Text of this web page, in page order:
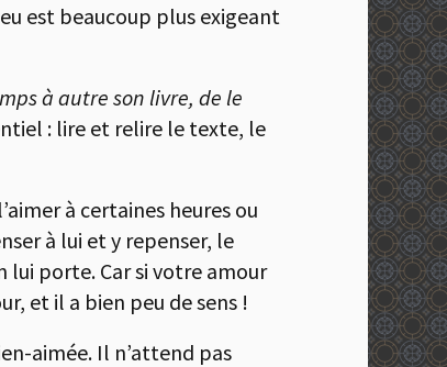
est beaucoup plus exigeant
à autre son livre, de le
: lire et relire le texte, le
à certaines heures ou
à lui et y repenser, le
lui porte. Car si votre amour
et il a bien peu de sens !
aimée. Il n’attend pas